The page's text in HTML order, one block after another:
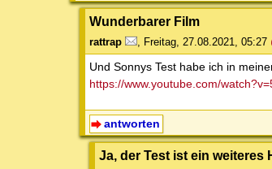
Wunderbarer Film
rattrap Freitag, 27.08.2021, 05:27
Und Sonnys Test habe ich in
https://www.youtube.com/
antworten
Ja, der Test ist ein weiteres